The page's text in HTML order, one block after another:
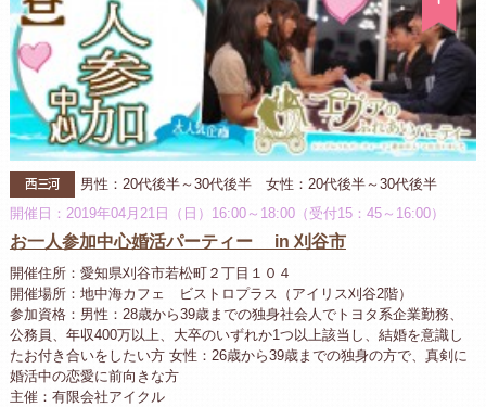
西三河
男性：20代後半～30代後半 女性：20代後半～30代後半
開催日：2019年04月21日（日）16:00～18:00（受付15：45～16:00）
お一人参加中心婚活パーティー in 刈谷市
開催住所：愛知県刈谷市若松町２丁目１０４
開催場所：地中海カフェ ビストロプラス（アイリス刈谷2階）
参加資格：男性：28歳から39歳までの独身社会人でトヨタ系企業勤務、
公務員、年収400万以上、大卒のいずれか1つ以上該当し、結婚を意識し
たお付き合いをしたい方 女性：26歳から39歳までの独身の方で、真剣に
婚活中の恋愛に前向きな方
主催：有限会社アイクル